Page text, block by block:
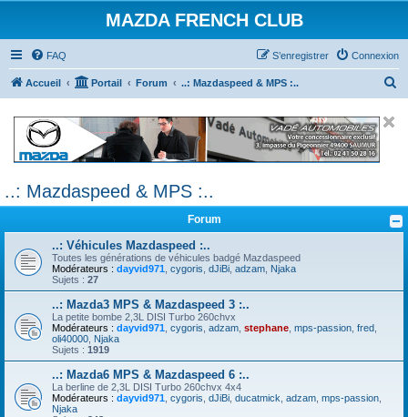
MAZDA FRENCH CLUB
FAQ Connexion
S’enregistrer
Accueil Portail Forum ..: Mazdaspeed & MPS :..
c
h
..: Mazdaspeed & MPS :..
Forum
..: Véhicules Mazdaspeed :..
Toutes les générations de véhicules badgé Mazdaspeed
Modérateurs : dayvid971 cygoris dJiBi adzam Njaka
Sujets : 27
..: Mazda3 MPS & Mazdaspeed 3 :..
La petite bombe 2,3L DISI Turbo 260chvx
Modérateurs : dayvid971 cygoris adzam stephane mps-passion fred
oli40000 Njaka
Sujets : 1919
..: Mazda6 MPS & Mazdaspeed 6 :..
La berline de 2,3L DISI Turbo 260chvx 4x4
Modérateurs : dayvid971 cygoris dJiBi ducatmick adzam mps-passion
Njaka